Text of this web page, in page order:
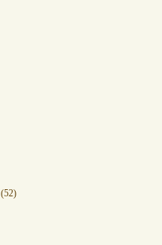
(52)